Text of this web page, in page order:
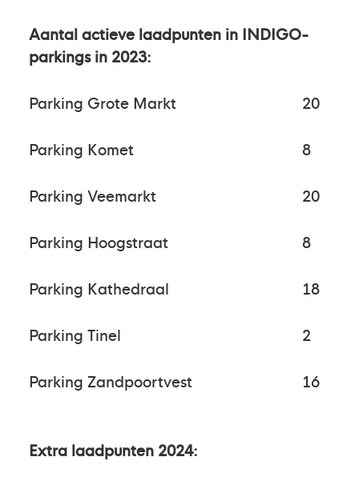
Aantal actieve laadpunten in INDIGO-
parkings in 2023:
Parking Grote Markt 20
Parking Komet 8
Parking Veemarkt 20
Parking Hoogstraat 8
Parking Kathedraal 18
Parking Tinel 2
Parking Zandpoortvest 16
Extra laadpunten 2024: